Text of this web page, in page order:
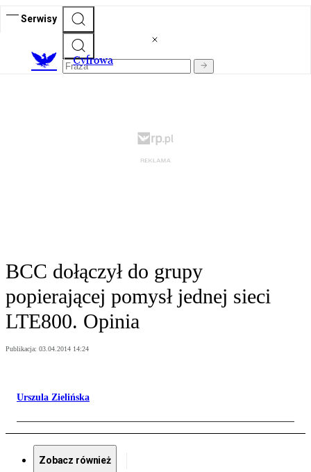
Serwisy
Cyfrowa
BCC dołączył do grupy
popierającej pomysł jednej sieci
LTE800. Opinia
Publikacja: 03.04.2014 14:24
Urszula Zielińska
Zobacz również